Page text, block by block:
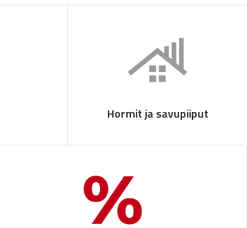
Hormit ja savupiiput